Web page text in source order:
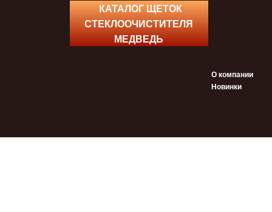
КАТАЛОГ ЩЕТОК
СТЕКЛООЧИСТИТЕЛЯ
МЕДВЕДЬ
О компании
Новинки